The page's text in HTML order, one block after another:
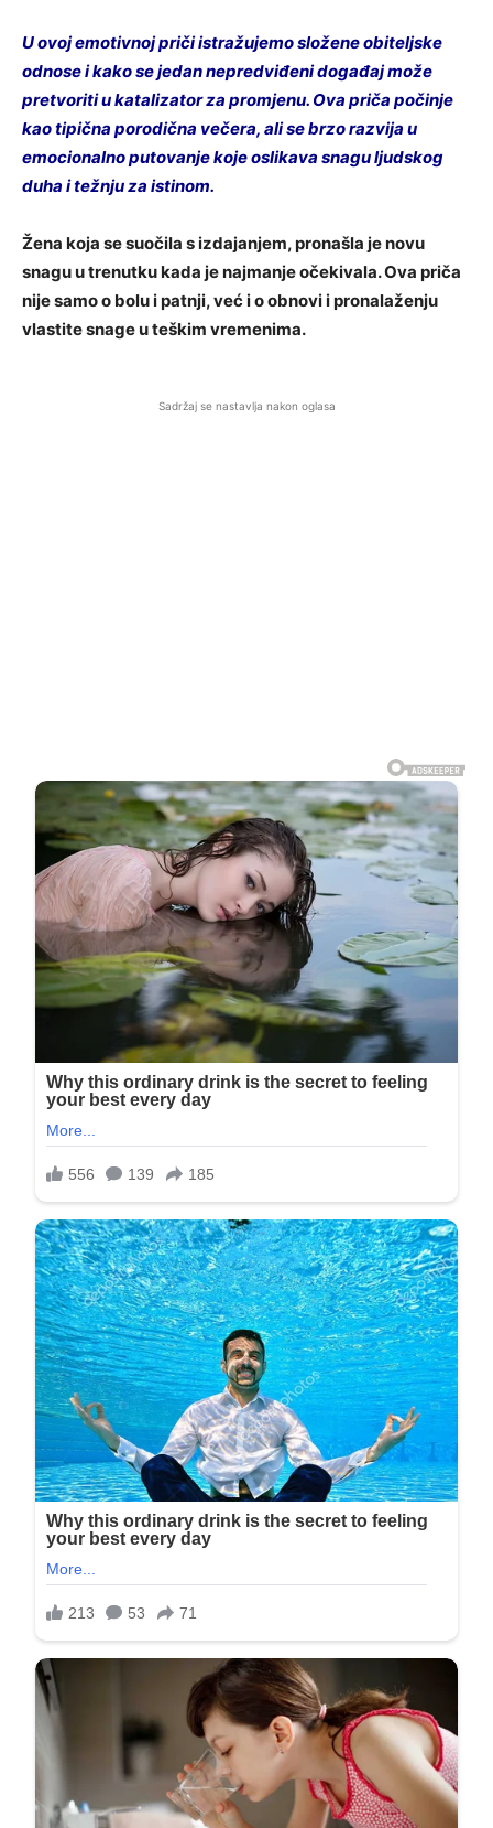
U ovoj emotivnoj priči istražujemo složene obiteljske
odnose i kako se jedan nepredviđeni događaj može
pretvoriti u katalizator za promjenu. Ova priča počinje
kao tipična porodična večera, ali se brzo razvija u
emocionalno putovanje koje oslikava snagu ljudskog
duha i težnju za istinom.
Žena koja se suočila s izdajanjem, pronašla je novu
snagu u trenutku kada je najmanje očekivala. Ova priča
nije samo o bolu i patnji, već i o obnovi i pronalaženju
vlastite snage u teškim vremenima.
Sadržaj se nastavlja nakon oglasa